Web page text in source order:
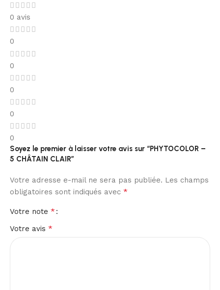
0 avis
0
0
0
0
0
Soyez le premier à laisser votre avis sur “PHYTOCOLOR –
5 CHÂTAIN CLAIR”
Votre adresse e-mail ne sera pas publiée. Les champs
obligatoires sont indiqués avec *
Votre note *
Votre avis *